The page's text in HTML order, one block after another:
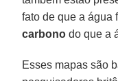
fato de que a água
carbono do que a
Esses mapas são